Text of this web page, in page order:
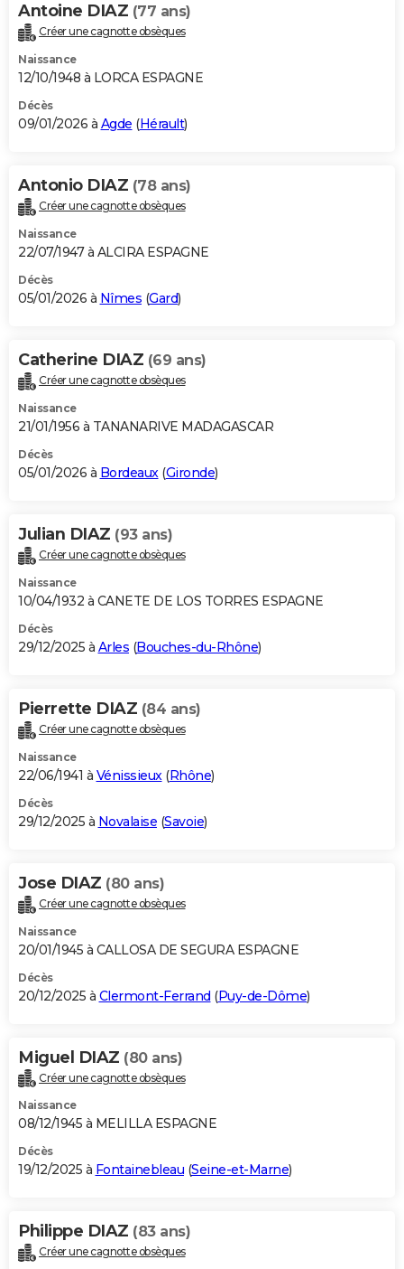
Antoine DIAZ (77 ans)
Créer une cagnotte obsèques
Naissance
12/10/1948 à LORCA ESPAGNE
Décès
09/01/2026 à Agde (Hérault)
Antonio DIAZ (78 ans)
Créer une cagnotte obsèques
Naissance
22/07/1947 à ALCIRA ESPAGNE
Décès
05/01/2026 à Nîmes (Gard)
Catherine DIAZ (69 ans)
Créer une cagnotte obsèques
Naissance
21/01/1956 à TANANARIVE MADAGASCAR
Décès
05/01/2026 à Bordeaux(Gironde)
Julian DIAZ (93 ans)
Créer une cagnotte obsèques
Naissance
10/04/1932 à CANETE DE LOS TORRES ESPAGNE
Décès
29/12/2025 à Arles (Bouches-du-Rhône)
Pierrette DIAZ (84 ans)
Créer une cagnotte obsèques
Naissance
22/06/1941 à Vénissieux(Rhône)
Décès
29/12/2025 à Novalaise (Savoie)
Jose DIAZ (80 ans)
Créer une cagnotte obsèques
Naissance
20/01/1945 à CALLOSA DE SEGURA ESPAGNE
Décès
20/12/2025 à Clermont-Ferrand (Puy-de-Dôme)
Miguel DIAZ (80 ans)
Créer une cagnotte obsèques
Naissance
08/12/1945 à MELILLA ESPAGNE
Décès
19/12/2025 à Fontainebleau (Seine-et-Marne)
Philippe DIAZ (83 ans)
Créer une cagnotte obsèques